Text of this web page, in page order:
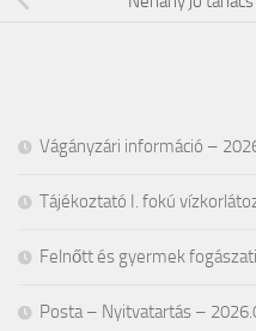
Vágányzári információ –
Tájékoztató I. fokú
Felnőtt és gyermek
Posta – Nyitvatartás –